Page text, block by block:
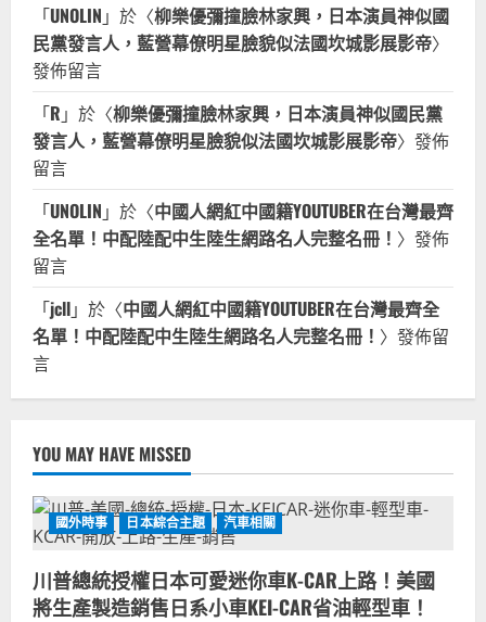
「UNOLIN 」於〈柳樂優彌撞臉林家興，日本演員神似國
民黨發言人，藍營幕僚明星臉貌似法國坎城影展影帝〉
發佈留言
「R 」於〈柳樂優彌撞臉林家興，日本演員神似國民黨
發言人，藍營幕僚明星臉貌似法國坎城影展影帝〉發佈
留言
「UNOLIN 」於〈中國人網紅中國籍YOUTUBER在台灣最齊
全名單！中配陸配中生陸生網路名人完整名冊！ 〉發佈
留言
「jcll」於〈中國人網紅中國籍YOUTUBER在台灣最齊全
名單！中配陸配中生陸生網路名人完整名冊！ 〉發佈留
言
YOU MAY HAVE MISSED
國外時事 日本綜合主題 汽車相關
川普總統授權日本可愛迷你車K-CAR上路！美國
將生產製造銷售日系小車KEI-CAR省油輕型車！